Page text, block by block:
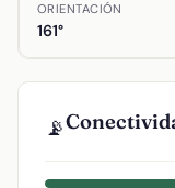
ORIENTACIÓN
161°
📡